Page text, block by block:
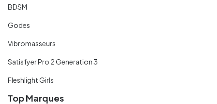
BDSM
Godes
Vibromasseurs
Satisfyer Pro 2 Generation 3
Fleshlight Girls
Top Marques